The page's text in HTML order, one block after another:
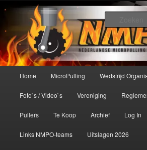
primaire
inhoudNederlandse
Organisatie
De meest krachtige modelbouwsport ter
Home MicroPulling Wedstrijd
Foto`s / Video`s Vereniging
Pullers Te Koop Archief Log In
Links NMPO-teams Uitslagen 2026